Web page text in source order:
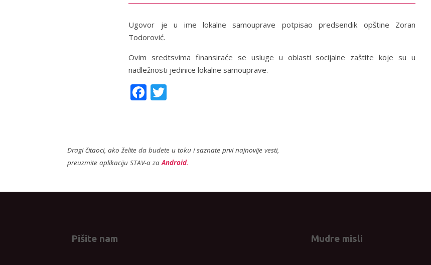
Ugovor je u ime lokalne samouprave potpisao predsendik opštine Zoran
Todorović.
Ovim sredtsvima finansiraće se usluge u oblasti socijalne zaštite koje su u
nadležnosti jedinice lokalne samouprave.
F
o
o
k
Dragi čitaoci, ako želite da budete u toku i saznate prvi najnovije vesti,
preuzmite aplikaciju STAV-a zaAndroid.
Pišite nam Mudre misli